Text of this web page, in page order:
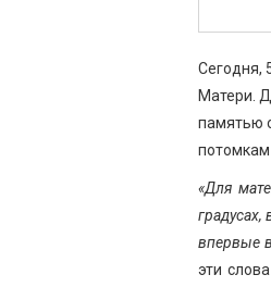
Сегодня,
Матери.
памятью
«Для
градусах,
впервые
эти